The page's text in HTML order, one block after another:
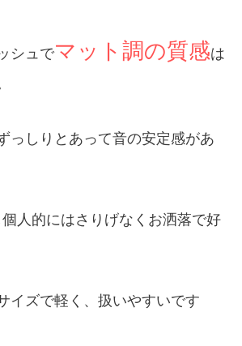
シュでマット調の質感は
っしりとあって音の安定感があ
人的にはさりげなくお洒落で好
イズで軽く、扱いやすいです